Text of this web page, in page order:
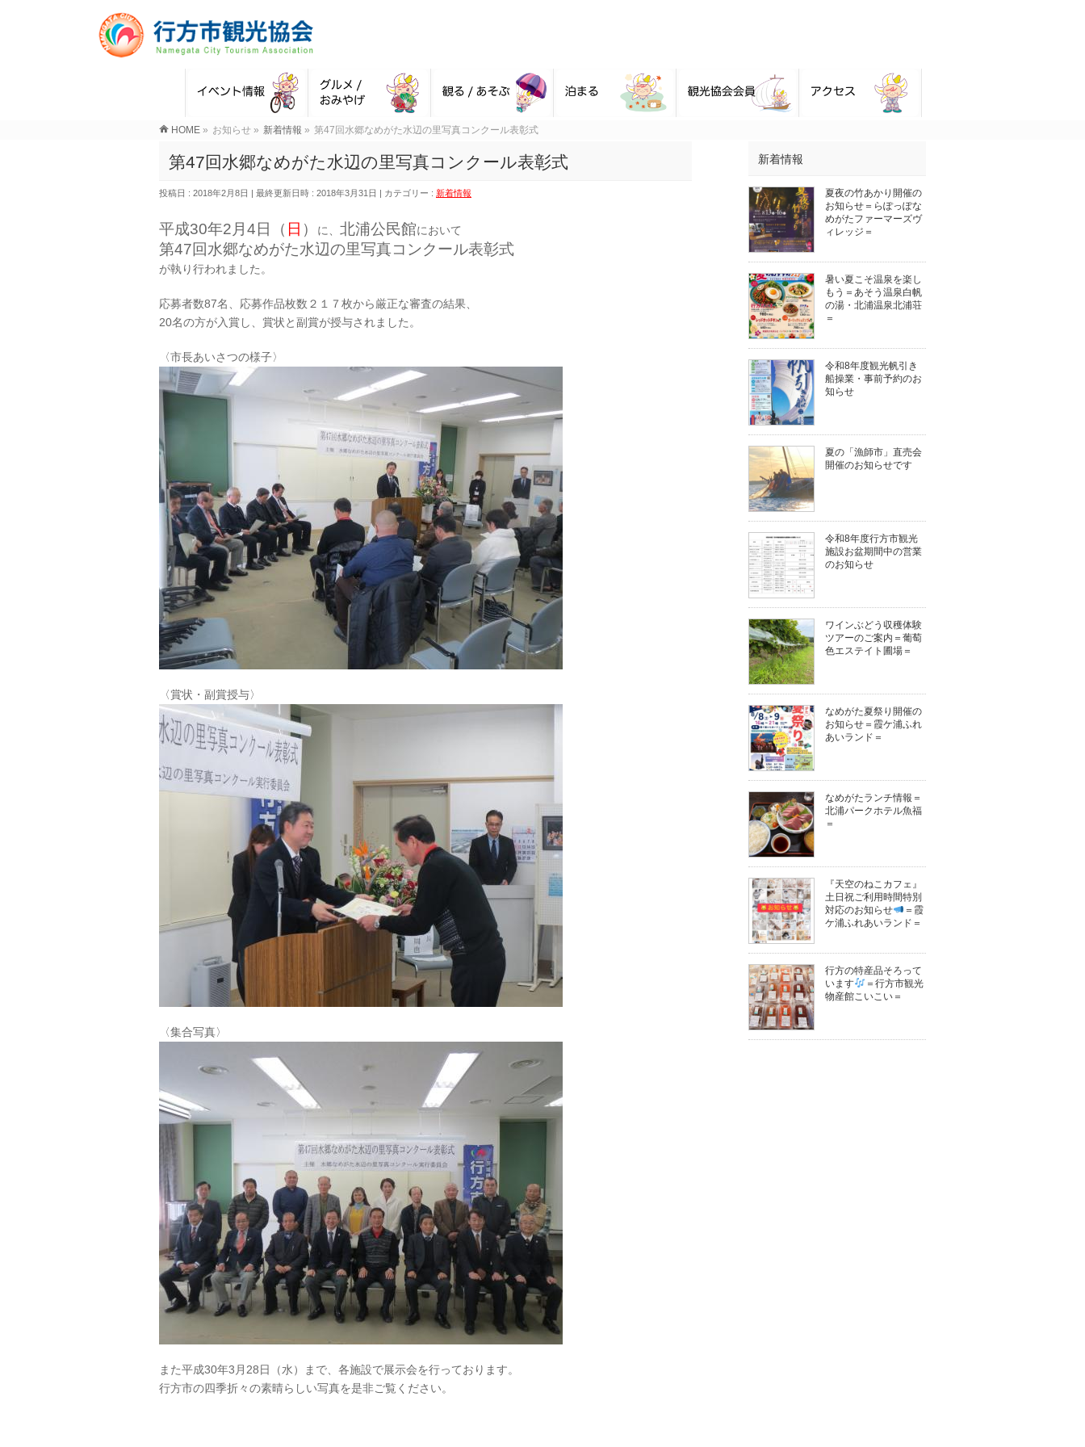
HOME » お知らせ » 新着情報 » 第47回水郷なめがた水辺の里写真コンクール表彰式
第47回水郷なめがた水辺の里写真コンクール表彰式
投稿日 : 2018年2月8日 最終更新日時 : 2018年3月31日 カテゴリー : 新着情報
平成30年2月4日（ 日 ） に、 北浦公民館において
第47回水郷なめがた水辺の里写真コンクール表彰式
が執り行われました。
応募者数87名、応募作品枚数２１７枚から厳正な審査の結果、
20名の方が入賞し、賞状と副賞が授与されました。
〈市長あいさつの様子〉
〈賞状・副賞授与〉
〈集合写真〉
また平成30年3月28日（水）まで、各施設で展示会を行っております。
行方市の四季折々の素晴らしい写真を是非ご覧ください。
新着情報
夏夜の竹あかり開催の
お知らせ＝らぽっぽな
めがたファーマーズヴ
ィレッジ＝
暑い夏こそ温泉を楽し
もう＝あそう温泉白帆
の湯・北浦温泉北浦荘
＝
令和8年度観光帆引き
船操業・事前予約のお
知らせ
夏の「漁師市」直売会
開催のお知らせです
令和8年度行方市観光
施設お盆期間中の営業
のお知らせ
ワインぶどう収穫体験
ツアーのご案内＝葡萄
色エステイト圃場＝
なめがた夏祭り開催の
お知らせ＝霞ケ浦ふれ
あいランド＝
なめがたランチ情報＝
北浦パークホテル魚福
＝
『天空のねこカフェ』
土日祝ご利用時間特別
対応のお知らせ
＝霞
ケ浦ふれあいランド＝
行方の特産品そろって
います
＝行方市観光
物産館こいこい＝